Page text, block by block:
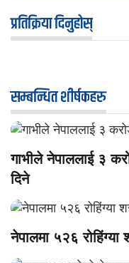
प्रतिक्रिया दिनुहोस्
सम्बन्धित शीर्षकहरु
गाभीले नेपाललाई ३
दिने
नेपालमा ५२६ रोहिंग्या